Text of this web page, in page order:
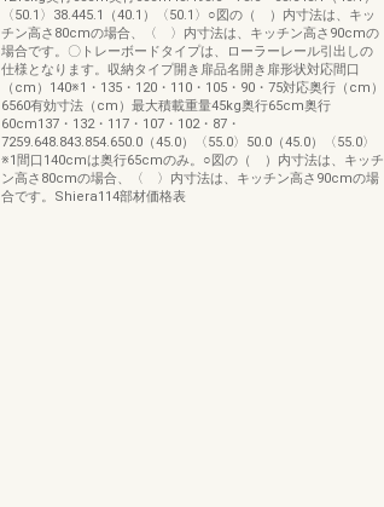
〈50.1〉38.445.1（40.1）〈50.1〉○図の（ ）内寸法は、キッ
チン高さ80cmの場合、〈 〉内寸法は、キッチン高さ90cmの
場合です。〇トレーボードタイプは、ローラーレール引出しの
仕様となります。収納タイプ開き扉品名開き扉形状対応間口
（cm）140※1・135・120・110・105・90・75対応奥行（cm）
6560有効寸法（cm）最大積載重量45kg奥行65cm奥行
60cm137・132・117・107・102・87・
7259.648.843.854.650.0（45.0）〈55.0〉50.0（45.0）〈55.0〉
※1間口140cmは奥行65cmのみ。○図の（ ）内寸法は、キッチ
ン高さ80cmの場合、〈 〉内寸法は、キッチン高さ90cmの場
合です。Shiera114部材価格表